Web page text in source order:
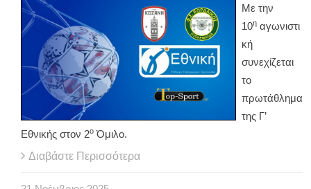
Με την
10η αγωνιστι
κή
συνεχίζεται
το
πρωτάθλημα
της Γ’
Εθνικής στον 2ο Όμιλο.
Διαβάστε Περισσότερα